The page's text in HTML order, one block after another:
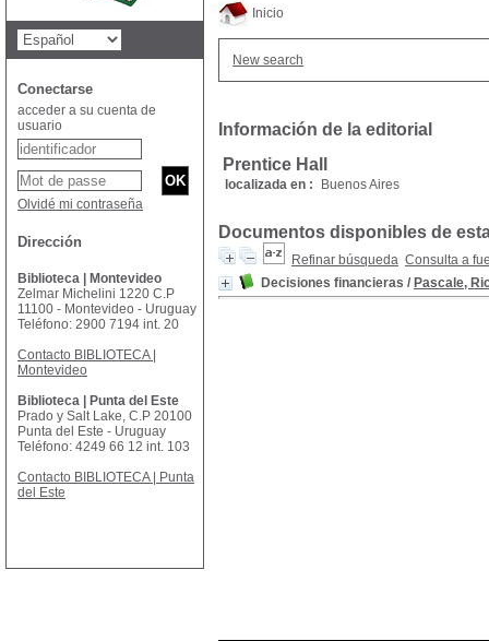
Inicio
New search
Información de la editorial
Prentice Hall
localizada en : Buenos Aires
Documentos disponibles de
Refinar búsqueda Consulta a
Decisiones financieras / Pascale,
Conectarse
acceder a su cuenta de
usuario
Olvidé mi contraseña
Dirección
Biblioteca | Montevideo
Zelmar Michelini 1220 C.P
11100 - Montevideo - Uruguay
Teléfono: 2900 7194 int. 20
Contacto BIBLIOTECA |
Montevideo
Biblioteca | Punta del Este
Prado y Salt Lake, C.P 20100
Punta del Este - Uruguay
Teléfono: 4249 66 12 int. 103
Contacto BIBLIOTECA | Punta
del Este